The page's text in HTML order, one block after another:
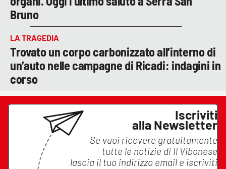
Bruno
LA TRAGEDIA
Trovato un corpo carbonizzato all’interno di
un’auto nelle campagne di Ricadi: indagini in
corso
Iscriviti
alla Newsletter
Se vuoi ricevere gratuitamente
tutte le notizie di Il Vibonese
lascia il tuo indirizzo email e iscriviti